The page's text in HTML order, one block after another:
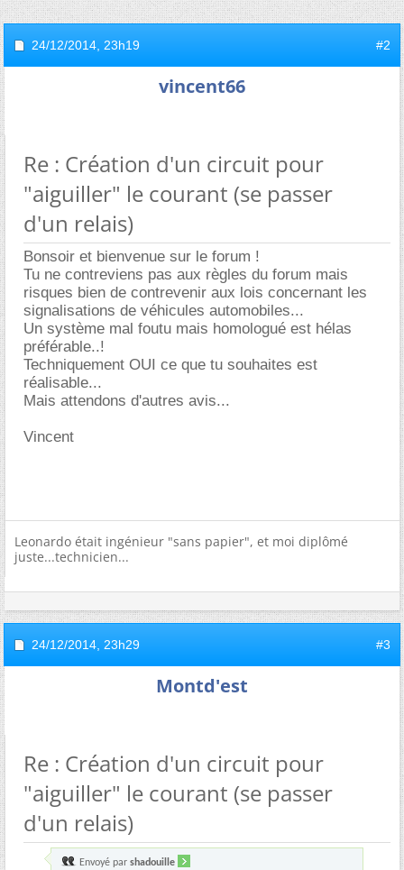
24/12/2014, 23h19 #2
vincent66
Re : Création d'un circuit pour
"aiguiller" le courant (se passer
d'un relais)
Bonsoir et bienvenue sur le forum !
Tu ne contreviens pas aux règles du forum mais
risques bien de contrevenir aux lois concernant les
signalisations de véhicules automobiles...
Un système mal foutu mais homologué est hélas
préférable..!
Techniquement OUI ce que tu souhaites est
réalisable...
Mais attendons d'autres avis...
Vincent
Leonardo était ingénieur "sans papier", et moi diplômé
juste...technicien...
24/12/2014, 23h29 #3
Montd'est
Re : Création d'un circuit pour
"aiguiller" le courant (se passer
d'un relais)
Envoyé par shadouille